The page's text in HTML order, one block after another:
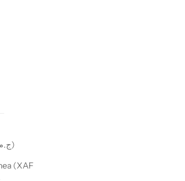
Ägypten (EGP ج.م)
(XAF